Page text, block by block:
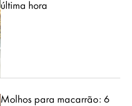
última hora
Molhos para macarrão: 6